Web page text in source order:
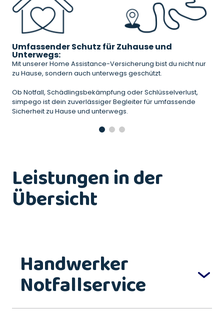
Umfassender Schutz für Zuhause und
Unterwegs:
Mit unserer Home Assistance-Versicherung bist du nicht nur
zu Hause, sondern auch unterwegs geschützt.
Ob Notfall, Schädlingsbekämpfung oder Schlüsselverlust,
simpego ist dein zuverlässiger Begleiter für umfassende
Sicherheit zu Hause und unterwegs.
Leistungen in der
Übersicht
Handwerker
Notfallservice